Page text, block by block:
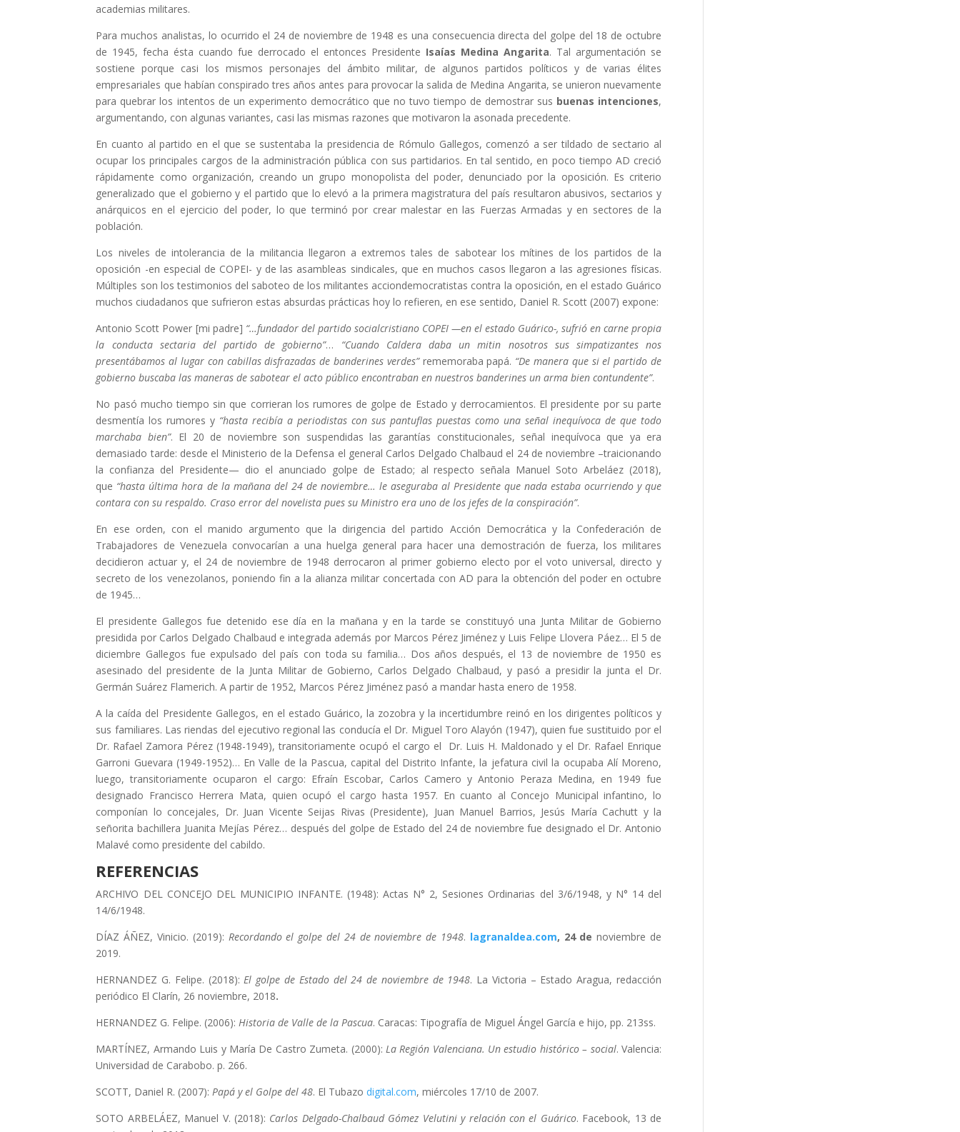
academias militares.
Para muchos analistas, lo ocurrido el 24 de noviembre de 1948 es una consecuencia directa del golpe del 18 de octubre
de 1945, fecha ésta cuando fue derrocado el entonces Presidente Isaías Medina Angarita. Tal argumentación se
sostiene porque casi los mismos personajes del ámbito militar, de algunos partidos políticos y de varias élites
empresariales que habían conspirado tres años antes para provocar la salida de Medina Angarita, se unieron nuevamente
para quebrar los intentos de un experimento democrático que no tuvo tiempo de demostrar sus buenas intenciones,
argumentando, con algunas variantes, casi las mismas razones que motivaron la asonada precedente.
En cuanto al partido en el que se sustentaba la presidencia de Rómulo Gallegos, comenzó a ser tildado de sectario al
ocupar los principales cargos de la administración pública con sus partidarios. En tal sentido, en poco tiempo AD creció
rápidamente como organización, creando un grupo monopolista del poder, denunciado por la oposición. Es criterio
generalizado que el gobierno y el partido que lo elevó a la primera magistratura del país resultaron abusivos, sectarios y
anárquicos en el ejercicio del poder, lo que terminó por crear malestar en las Fuerzas Armadas y en sectores de la
población.
Los niveles de intolerancia de la militancia llegaron a extremos tales de sabotear los mítines de los partidos de la
oposición -en especial de COPEI- y de las asambleas sindicales, que en muchos casos llegaron a las agresiones físicas.
Múltiples son los testimonios del saboteo de los militantes acciondemocratistas contra la oposición, en el estado Guárico
muchos ciudadanos que sufrieron estas absurdas prácticas hoy lo refieren, en ese sentido, Daniel R. Scott (2007) expone:
Antonio Scott Power [mi padre] “…fundador del partido socialcristiano COPEI —en el estado Guárico-, sufrió en carne propia
la conducta sectaria del partido de gobierno”… “Cuando Caldera daba un mitin nosotros sus simpatizantes nos
presentábamos al lugar con cabillas disfrazadas de banderines verdes”rememoraba papá. “De manera que si el partido de
gobierno buscaba las maneras de sabotear el acto público encontraban en nuestros banderines un arma bien contundente”.
No pasó mucho tiempo sin que corrieran los rumores de golpe de Estado y derrocamientos. El presidente por su parte
desmentía los rumores y “hasta recibía a periodistas con sus pantuflas puestas como una señal inequívoca de que todo
marchaba bien”. El 20 de noviembre son suspendidas las garantías constitucionales, señal inequívoca que ya era
demasiado tarde: desde el Ministerio de la Defensa el general Carlos Delgado Chalbaud el 24 de noviembre –traicionando
la confianza del Presidente— dio el anunciado golpe de Estado; al respecto señala Manuel Soto Arbeláez (2018),
que “hasta última hora de la mañana del 24 de noviembre… le aseguraba al Presidente que nada estaba ocurriendo y que
contara con su respaldo. Craso error del novelista pues su Ministro era uno de los jefes de la conspiración”.
En ese orden, con el manido argumento que la dirigencia del partido Acción Democrática y la Confederación de
Trabajadores de Venezuela convocarían a una huelga general para hacer una demostración de fuerza, los militares
decidieron actuar y, el 24 de noviembre de 1948 derrocaron al primer gobierno electo por el voto universal, directo y
secreto de los venezolanos, poniendo fin a la alianza militar concertada con AD para la obtención del poder en octubre
de 1945…
El presidente Gallegos fue detenido ese día en la mañana y en la tarde se constituyó una Junta Militar de Gobierno
presidida por Carlos Delgado Chalbaud e integrada además por Marcos Pérez Jiménez y Luis Felipe Llovera Páez… El 5 de
diciembre Gallegos fue expulsado del país con toda su familia… Dos años después, el 13 de noviembre de 1950 es
asesinado del presidente de la Junta Militar de Gobierno, Carlos Delgado Chalbaud, y pasó a presidir la junta el Dr.
Germán Suárez Flamerich. A partir de 1952, Marcos Pérez Jiménez pasó a mandar hasta enero de 1958.
A la caída del Presidente Gallegos, en el estado Guárico, la zozobra y la incertidumbre reinó en los dirigentes políticos y
sus familiares. Las riendas del ejecutivo regional las conducía el Dr. Miguel Toro Alayón (1947), quien fue sustituido por el
Dr. Rafael Zamora Pérez (1948-1949), transitoriamente ocupó el cargo el Dr. Luis H. Maldonado y el Dr. Rafael Enrique
Garroni Guevara (1949-1952)… En Valle de la Pascua, capital del Distrito Infante, la jefatura civil la ocupaba Alí Moreno,
luego, transitoriamente ocuparon el cargo: Efraín Escobar, Carlos Camero y Antonio Peraza Medina, en 1949 fue
designado Francisco Herrera Mata, quien ocupó el cargo hasta 1957. En cuanto al Concejo Municipal infantino, lo
componían lo concejales, Dr. Juan Vicente Seijas Rivas (Presidente), Juan Manuel Barrios, Jesús María Cachutt y la
señorita bachillera Juanita Mejías Pérez… después del golpe de Estado del 24 de noviembre fue designado el Dr. Antonio
Malavé como presidente del cabildo.
REFERENCIAS
ARCHIVO DEL CONCEJO DEL MUNICIPIO INFANTE. (1948): Actas N° 2, Sesiones Ordinarias del 3/6/1948, y N° 14 del
14/6/1948.
DÍAZ ÁÑEZ, Vinicio. (2019): Recordando el golpe del 24 de noviembre de 1948. lagranaldea.com, 24 denoviembre de
2019.
HERNANDEZ G. Felipe. (2018): El golpe de Estado del 24 de noviembre de 1948. La Victoria – Estado Aragua, redacción
periódico El Clarín, 26 noviembre, 2018.
HERNANDEZ G. Felipe. (2006): Historia de Valle de la Pascua. Caracas: Tipografía de Miguel Ángel García e hijo, pp. 213ss.
MARTÍNEZ, Armando Luis y María De Castro Zumeta. (2000): La Región Valenciana. Un estudio histórico – social. Valencia:
Universidad de Carabobo. p. 266.
SCOTT, Daniel R. (2007): Papá y el Golpe del 48. El Tubazodigital.com, miércoles 17/10 de 2007.
SOTO ARBELÁEZ, Manuel V. (2018): Carlos Delgado-Chalbaud Gómez Velutini y relación con el Guárico. Facebook, 13 de